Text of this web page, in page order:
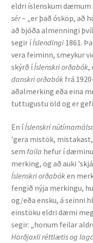
Verkefnisstjórn
Þjónusta
Rannsóknir
Máltækni
Orðalyklar og orðafar
Orðhlutafræði
Söguleg
Hljóð og hljóðkerfi
eldri íslenskum dæmum
sér– „er það ósköp, að
að bjóða almenningi
segir íÍslendingi 1861.
vera feiminn, smeykur
skýrð íÍslenskri orðabók,
danskri orðabók frá
aðalmerking eða eina
tuttugustu öld og er
En íÍslenskri
'gera mistök,
sem faila hefur í
merking, og að auki
Íslenskri orðabóken
fengið nýja merkingu,
og/eða ensku, á seinni
einstöku eldri dæmi
segir: „honum feilar
Harðjaxli réttlætis og